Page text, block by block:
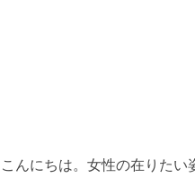
こんにちは。女性の在りたい